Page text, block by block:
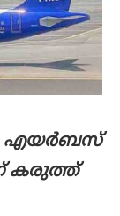
എയർബസ്
കരുത്ത്